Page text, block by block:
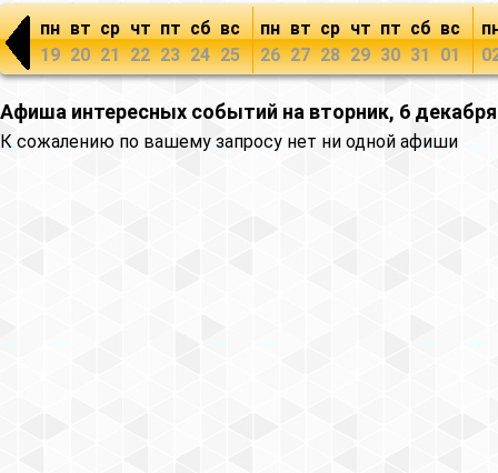
пн
19
вт
20
ср
21
чт
22
пт
23
сб
24
вс
25
пн
26
вт
27
ср
28
чт
29
пт
30
сб
31
вс
01
Афиша интересных событий на вторник, 6 декабря
К сожалению по вашему запросу нет ни одной афиши